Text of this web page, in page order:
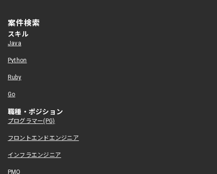
案件検索
スキル
Java
Python
Ruby
Go
職種・ポジション
プログラマー(PG)
フロントエンドエンジニア
インフラエンジニア
PMO